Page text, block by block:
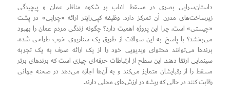
داستان‌سرایی بصری در مسقط اغلب بر شکوه مناظر عمان و پیچیدگی
زیرساخت‌های مدرن آن تمرکز دارد. وظیفه کپی‌رایتر ارائه «چرایی» در پشت
«چیستی» است. چرا این پروژه اهمیت دارد؟ چگونه زندگی مردم عمان را بهبود
می‌بخشد؟ با پاسخ به این سوالات از طریق یک سناریوی خوب طراحی شده،
برندها می‌توانند محتوای ویدیویی خود را از یک ارائه صرف به یک تجربه
سینمایی ارتقا دهند. این سطح از ارتباطات حرفه‌ای چیزی است که برندهای برتر
مسقط را از رقبایشان متمایز می‌کند و به آن‌ها اجازه می‌دهد در صحنه جهانی
رقابت کنند در حالی که ریشه در ارزش‌های محلی دارند.